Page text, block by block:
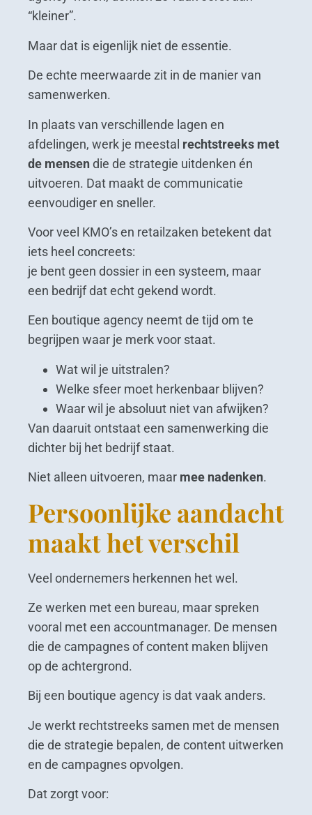
“kleiner”.
Maar dat is eigenlijk niet de essentie.
De echte meerwaarde zit in de manier van
samenwerken.
In plaats van verschillende lagen en
afdelingen, werk je meestal rechtstreeks met
de mensendie de strategie uitdenken én
uitvoeren. Dat maakt de communicatie
eenvoudiger en sneller.
Voor veel KMO’s en retailzaken betekent dat
iets heel concreets:
je bent geen dossier in een systeem, maar
een bedrijf dat echt gekend wordt.
Een boutique agency neemt de tijd om te
begrijpen waar je merk voor staat.
Wat wil je uitstralen?
Welke sfeer moet herkenbaar blijven?
Waar wil je absoluut niet van afwijken?
Van daaruit ontstaat een samenwerking die
dichter bij het bedrijf staat.
Niet alleen uitvoeren, maar mee nadenken.
Persoonlijke aandacht
maakt het verschil
Veel ondernemers herkennen het wel.
Ze werken met een bureau, maar spreken
vooral met een accountmanager. De mensen
die de campagnes of content maken blijven
op de achtergrond.
Bij een boutique agency is dat vaak anders.
Je werkt rechtstreeks samen met de mensen
die de strategie bepalen, de content uitwerken
en de campagnes opvolgen.
Dat zorgt voor: